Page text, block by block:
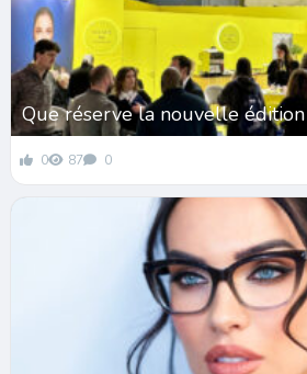
Que réserve la nouvelle
0 87 0